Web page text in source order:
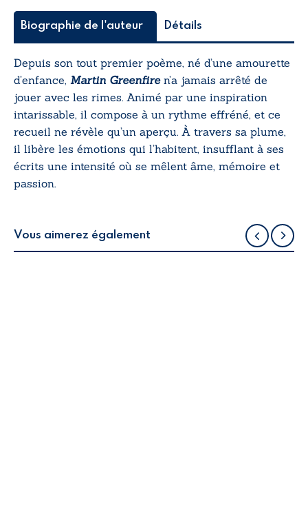
Biographie de l'auteur Détails
Depuis son tout premier poème, né d’une amourette
d’enfance, Martin Greenfiren’a jamais arrêté de
jouer avec les rimes. Animé par une inspiration
intarissable, il compose à un rythme effréné, et ce
recueil ne révèle qu’un aperçu. À travers sa plume,
il libère les émotions qui l’habitent, insufflant à ses
écrits une intensité où se mêlent âme, mémoire et
passion.
Vous aimerez également